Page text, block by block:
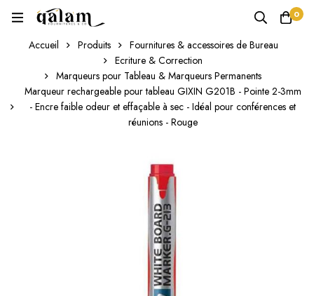
0
Accueil Produits
Fournitures & accessoires de Bureau
Ecriture & Correction
Marqueurs pour Tableau & Marqueurs Permanents
Marqueur rechargeable pour tableau GIXIN G201B - Pointe 2-3mm
- Encre faible odeur et effaçable à sec - Idéal pour conférences et
réunions - Rouge